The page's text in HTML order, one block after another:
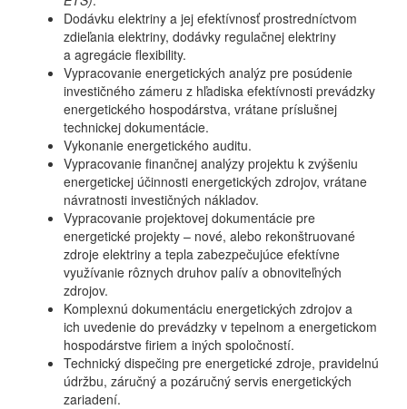
Dodávku elektriny a jej efektívnosť prostredníctvom
zdieľania elektriny, dodávky regulačnej elektriny
a agregácie flexibility.
Vypracovanie energetických analýz pre posúdenie
investičného zámeru z hľadiska efektívnosti prevádzky
energetického hospodárstva, vrátane príslušnej
technickej dokumentácie.
Vykonanie energetického auditu.
Vypracovanie finančnej analýzy projektu k zvýšeniu
energetickej účinnosti energetických zdrojov, vrátane
návratnosti investičných nákladov.
Vypracovanie projektovej dokumentácie pre
energetické projekty – nové, alebo rekonštruované
zdroje elektriny a tepla zabezpečujúce efektívne
využívanie rôznych druhov palív a obnoviteľných
zdrojov.
Komplexnú dokumentáciu energetických zdrojov a
ich uvedenie do prevádzky v tepelnom a energetickom
hospodárstve firiem a iných spoločností.
Technický dispečing pre energetické zdroje, pravidelnú
údržbu, záručný a pozáručný servis energetických
zariadení.